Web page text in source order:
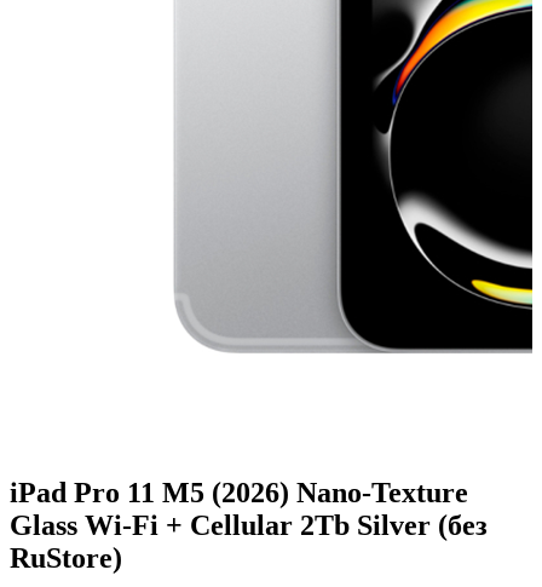
iPad Pro 11 M5 (2026) Nano-Texture
Glass Wi-Fi + Cellular 2Tb Silver (без
RuStore)